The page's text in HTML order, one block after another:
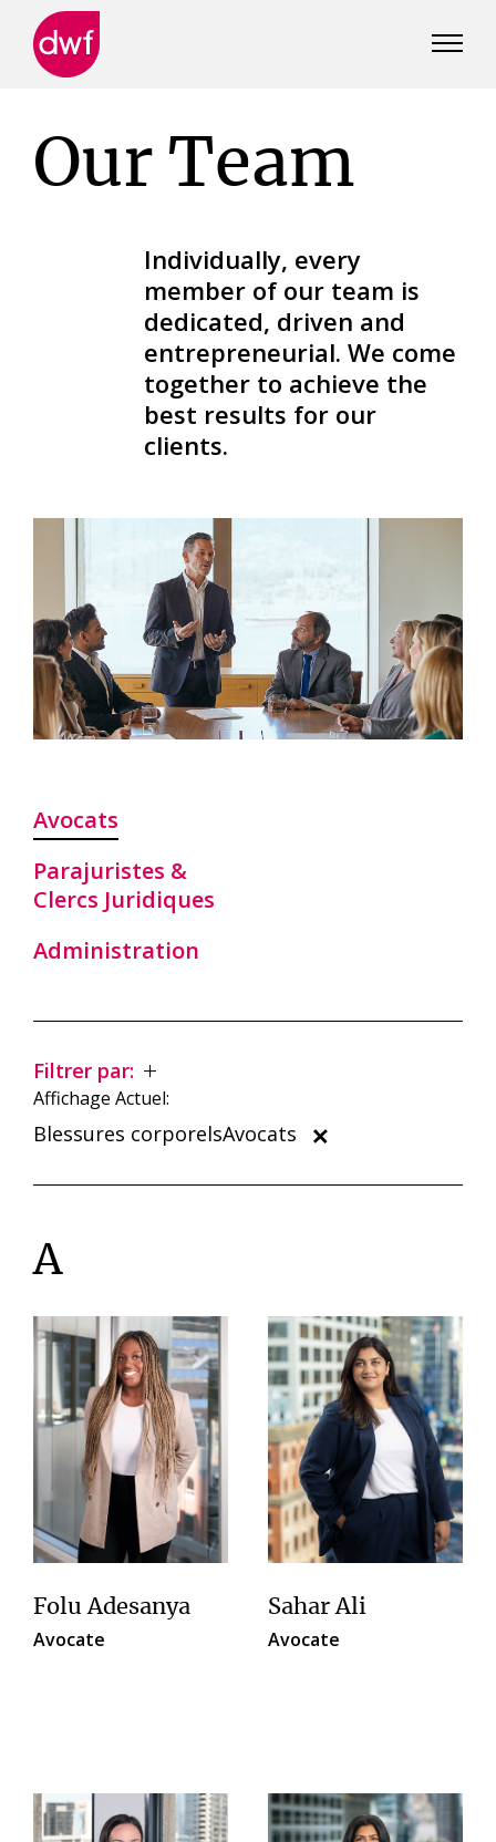
Our Team
Individually, every
member of our team is
dedicated, driven and
entrepreneurial. We come
together to achieve the
best results for our
clients.
Avocats
Parajuristes &
Clercs Juridiques
Administration
Filtrer par:
Affichage Actuel:
Blessures corporelsAvocats
A
Folu Adesanya
Avocate
Sahar Ali
Avocate